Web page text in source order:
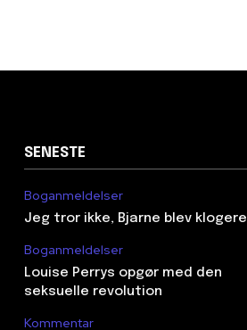
SENESTE
Boganmeldelser
Jeg tror ikke, Bjarne blev klogere
Boganmeldelser
Louise Perrys opgør med den
seksuelle revolution
Kommentar